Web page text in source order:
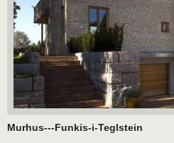
Murhus---Funkis-i-Teglstein